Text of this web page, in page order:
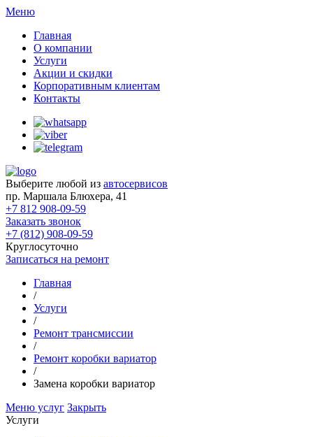
Меню
Главная
О компании
Услуги
Акции и скидки
Корпоративным клиентам
Контакты
Выберите любой из автосервисов
пр. Маршала Блюхера, 41
+7 812 908-09-59
Заказать звонок
+7 (812) 908-09-59
Круглосуточно
Записаться на ремонт
Главная
/
Услуги
/
Ремонт трансмиссии
/
Ремонт коробки вариатор
/
Замена коробки вариатор
Меню услуг Закрыть
Услуги